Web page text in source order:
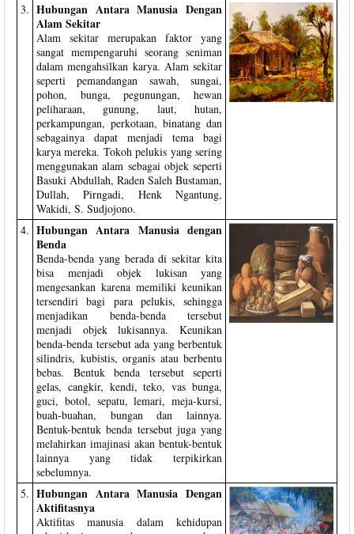
3. Hubungan Antara Manusia Dengan
Alam Sekitar
Alam sekitar merupakan faktor yang
sangat mempengaruhi seorang seniman
dalam mengahsilkan karya. Alam sekitar
seperti pemandangan sawah, sungai,
pohon, bunga, pegunungan, hewan
peliharaan, gunung, laut, hutan,
perkampungan, perkotaan, binatang dan
sebagainya dapat menjadi tema bagi
karya mereka. Tokoh pelukis yang sering
menggunakan alam sebagai objek seperti
Basuki Abdullah, Raden Saleh Bustaman,
Dullah, Pirngadi, Henk Ngantung,
Wakidi, S. Sudjojono.
4. Hubungan Antara Manusia dengan
Benda
Benda-benda yang berada di sekitar kita
bisa menjadi objek lukisan yang
mengesankan karena memiliki keunikan
tersendiri bagi para pelukis, sehingga
menjadikan benda-benda tersebut
menjadi objek lukisannya. Keunikan
benda-benda tersebut ada yang berbentuk
silindris, kubistis, organis atau berbentu
bebas. Bentuk benda tersebut seperti
gelas, cangkir, kendi, teko, vas bunga,
guci, botol, sepatu, lemari, meja-kursi,
buah-buahan, bungan dan lainnya.
Bentuk-bentuk benda tersebut juga yang
melahirkan imajinasi akan bentuk-bentuk
lainnya yang tidak terpikirkan
sebelumnya.
5. Hubungan Antara Manusia Dengan
Aktifitasnya
Aktifitas manusia dalam kehidupan